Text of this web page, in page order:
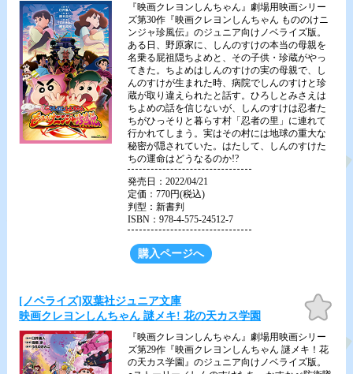
『映画クレヨンしんちゃん』劇場用映画シリー
ズ第30作『映画クレヨンしんちゃん もののけニ
ンジャ珍風伝』のジュニア向けノベライズ版。
ある日、野原家に、しんのすけの本当の母親を
名乗る屁祖隠ちよめと、その子供・珍蔵がやっ
てきた。ちよめはしんのすけの実の母親で、し
んのすけが生まれた時、病院でしんのすけと珍
蔵が取り違えられたと話す。ひろしとみさえは
ちよめの話を信じないが、しんのすけは忍者た
ちがひっそりと暮らす村「忍者の里」に連れて
行かれてしまう。実はその村には地球の重大な
秘密が隠されていた。はたして、しんのすけた
ちの運命はどうなるのか!?
発売日：2022/04/21
定価：770円(税込)
判型：新書判
ISBN：978-4-575-24512-7
購入ページへ
[ノベライズ]双葉社ジュニア文庫
映画クレヨンしんちゃん 謎メキ! 花の天カス学園
お気
に入
『映画クレヨンしんちゃん』劇場用映画シリー
ズ第29作『映画クレヨンしんちゃん 謎メキ！花
の天カス学園』のジュニア向けノベライズ版。